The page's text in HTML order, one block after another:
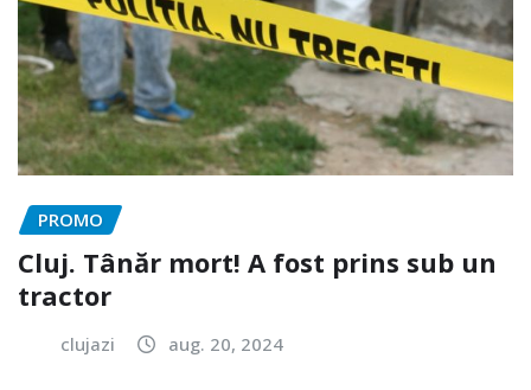
PROMO
Cluj. Tânăr mort! A fost prins sub un
tractor
clujazi aug. 20, 2024